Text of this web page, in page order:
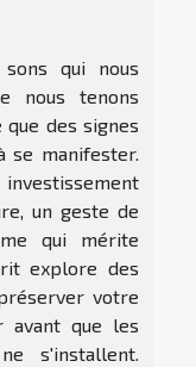
qui nous
nous tenons
que des signes
se manifester.
un geste de
qui mérite
explore des
votre
avant que les
s'installent.